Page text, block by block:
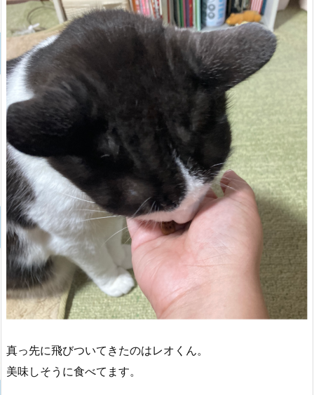
真っ先に飛びついてきたのはレオくん。
美味しそうに食べてます。